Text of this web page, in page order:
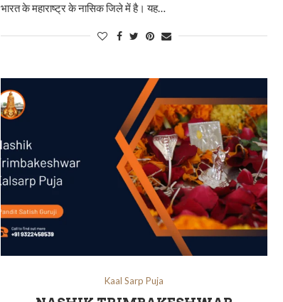
भारत के महाराष्ट्र के नासिक जिले में है। यह…
Kaal Sarp Puja